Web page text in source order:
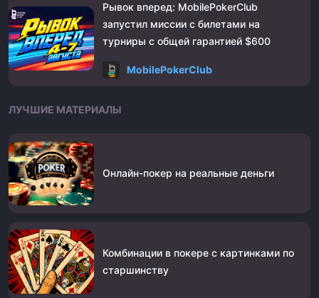
Рывок вперед: MobilePokerClub
запустил миссии с билетами на
турниры с общей гарантией $600
MobilePokerClub
ЛУЧШИЕ МАТЕРИАЛЫ
Онлайн-покер на реальные деньги
Комбинации в покере с картинками по
старшинству